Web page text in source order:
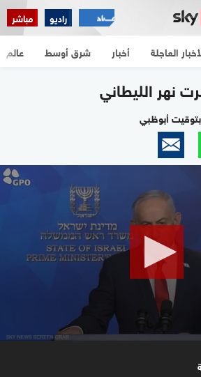
راديو مباشر
العاجلة أخبار شرق أوسط عالم
نهر الليطاني
0
seconds